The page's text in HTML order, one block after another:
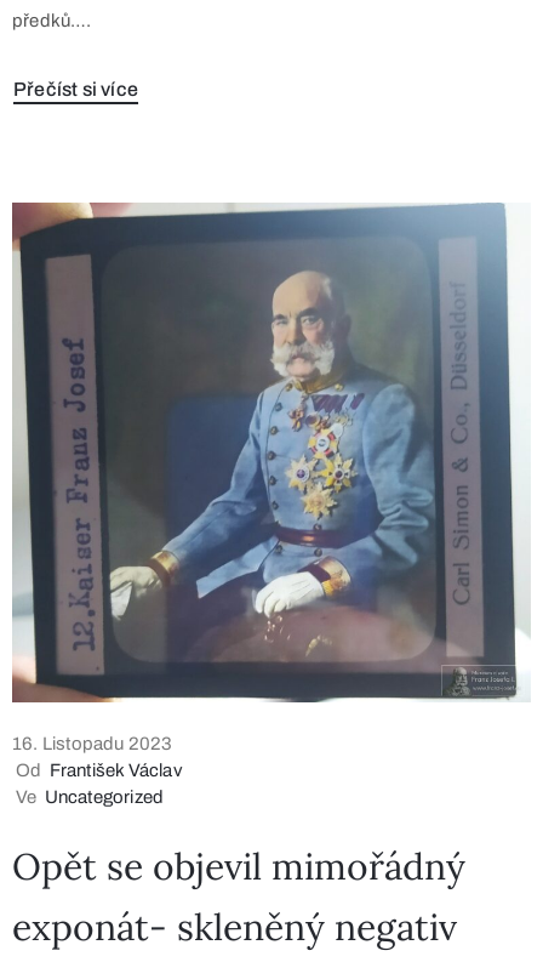
předků….
Přečíst si více
16. Listopadu 2023
Od
František Václav
Ve Uncategorized
Opět se objevil mimořádný
exponát- skleněný negativ